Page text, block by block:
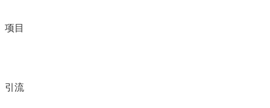
项目
引流